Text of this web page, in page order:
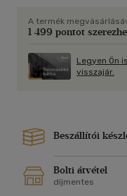
A termék
1 499 pontot
Legyen Ön
visszajár.
Beszállítói
Bolti átvétel
díjmentes